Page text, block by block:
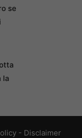
se
la
- Disclaimer